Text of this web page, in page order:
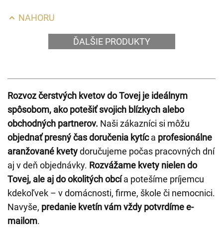
NAHORU
ĎALŠIE PRODUKTY
Rozvoz čerstvých kvetov do Tovej je ideálnym
spôsobom, ako potešiť svojich blízkych alebo
obchodných partnerov. Naši zákazníci si môžu
objednať presný čas doručenia kytíca profesionálne
aranžované kvetydoručujeme počas pracovných dní
aj v deň objednávky. Rozvážame kvety nielen do
Tovej, ale aj do okolitých obcía potešíme príjemcu
kdekoľvek – v domácnosti, firme, škole či nemocnici.
Navyše, predanie kvetín vám vždy potvrdíme e-
mailom.